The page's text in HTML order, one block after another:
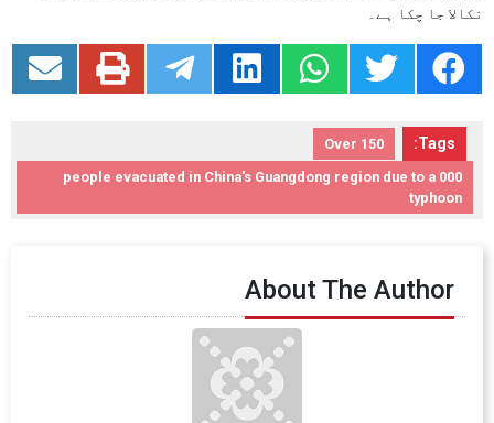
نکالا جا چکا ہے۔
Tags:
Over 150
000 people evacuated in China's Guangdong region due to a
typhoon
About The Author